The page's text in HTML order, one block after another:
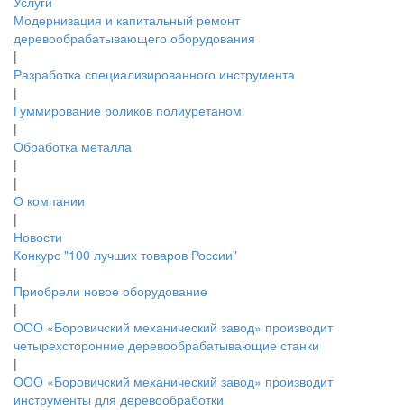
Модернизация и капитальный ремонт
деревообрабатывающего оборудования
|
Разработка специализированного инструмента
|
Гуммирование роликов полиуретаном
|
Обработка металла
|
|
О компании
|
Новости
Конкурс "100 лучших товаров России"
|
Приобрели новое оборудование
|
ООО «Боровичский механический завод» производит
четырехсторонние деревообрабатывающие станки
|
ООО «Боровичский механический завод» производит
инструменты для деревообработки